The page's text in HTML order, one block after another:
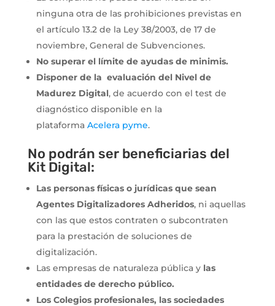
ninguna otra de las prohibiciones previstas en
el artículo 13.2 de la Ley 38/2003, de 17 de
noviembre, General de Subvenciones.
No superar el límite de ayudas de minimis.
Disponer de la evaluación del Nivel de
Madurez Digital, de acuerdo con el test de
diagnóstico disponible en la
plataforma Acelera pyme.
No podrán ser beneficiarias del
Kit Digital:
Las personas físicas o jurídicas que sean
Agentes Digitalizadores Adheridos, ni aquellas
con las que estos contraten o subcontraten
para la prestación de soluciones de
digitalización.
Las empresas de naturaleza pública y las
entidades de derecho público.
Los Colegios profesionales, las sociedades